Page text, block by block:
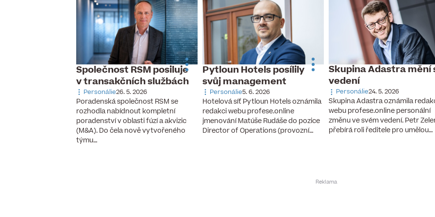
Společnost RSM posiluje
v transakčních službách
Personálie26. 5. 2026
Poradenská společnost RSM se
rozhodla nabídnout kompletní
poradenství v oblasti fúzí a akvizic
(M&A). Do čela nově vytvořeného
týmu…
Pytloun Hotels posílily
svůj management
Personálie5. 6. 2026
Hotelová síť Pytloun Hotels oznámila
redakci webu profese.online
jmenování Matúše Rudáše do pozice
Director of Operations (provozní…
Skupina Adastra mění
vedení
Personálie24. 5. 2026
Skupina Adastra oznámila
webu profese.online personální
změnu ve svém vedení. Petr
přebírá roli ředitele pro umělou…